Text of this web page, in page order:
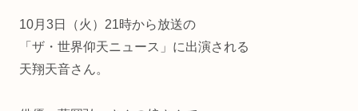
10月3日（火）21時から放送の
「ザ・世界仰天ニュース」に出演される
天翔天音さん。